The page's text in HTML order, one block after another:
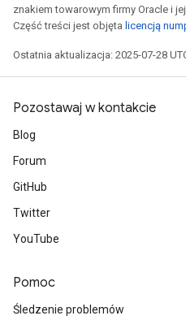
znakiem towarowym firmy Oracle i
Część treści jest objęta licencją
Ostatnia aktualizacja: 2025-07-28
Pozostawaj w kontakcie
Blog
Forum
GitHub
Twitter
YouTube
Pomoc
Śledzenie problemów